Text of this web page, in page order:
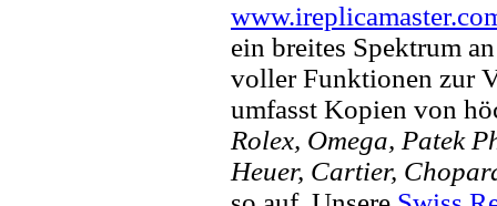
ein breites Spektrum
voller Funktionen zur
umfasst Kopien von
Rolex, Omega, Patek
Heuer, Cartier,